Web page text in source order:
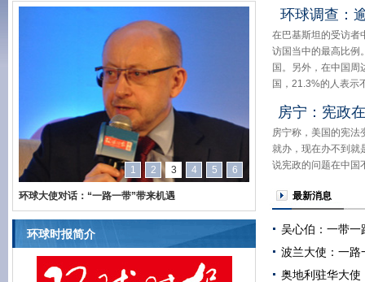
环球大使对话：“一路一带”带来机遇 李世默：依法治国的国
1 2 3 4 5 6
环球时报简介
环球调查：
在巴基斯坦的受访者
访国当中的最高比例
国。另外，在中国
国，21.3%的人表示
房宁：宪政
房宁称，美国的宪法
就办，现在办不到就
说宪政的问题在中国
最新消息
吴心伯：一带一
波兰大使：一路
奥地利驻华大使